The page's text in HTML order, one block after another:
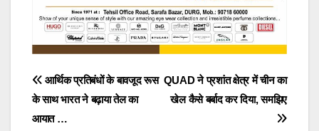
Post
navigation
QUAD ने प्रशांत क्षेत्र में चीन का
खेल कैसे बर्बाद कर दिया, समझिए
आर्थिक प्रतिबंधों के बावजूद रूस
के साथ भारत ने बढ़ाया तेल का
आयात …